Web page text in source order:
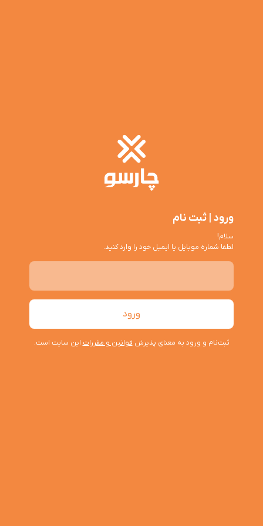
ورود | ثبت نام
سلام!
لطفا شماره موبایل یا ایمیل خود را وارد کنید.
ثبت‌نام و ورود به معنای پذیرش قوانین و مقررات این سایت است.